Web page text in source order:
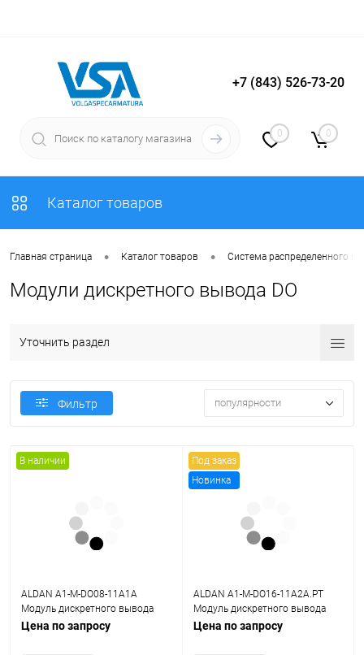
Вход Регистрация
+7 (843) 526-73-20
0 0
Каталог товаров
Главная страница • Каталог товаров • Система распределенного
Модули дискретного вывода DO
Уточнить раздел
Фильтр популярности
В наличии
ALDAN A1-M-DO08-11A1A
Модуль дискретного вывода
DO08D 8x=24В, 0,5А 8хDO
Цена по запросу
Под заказ
Новинка
ALDAN A1-M-DO16-11A2A.PT
Модуль дискретного вывода
DO16D 16x=24В, 0,5А 16хDO
Цена по запросу